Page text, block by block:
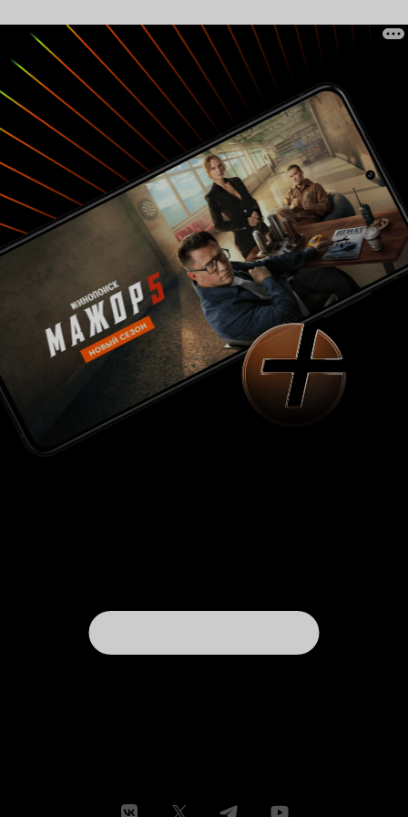
играть). Хотя придираться к актёрской игре в
подростковом сериале — дело неблагодарное.
Будучи пустой и совершенно неинтересной,
'Эйфория', стоит отдать должное технической
команде, снята дорого, добротно, и выглядит
именно так, как должен выглядеть
'флагманский' проект НВО. Однако же ничего
нового для киноиндустрии трюки с неоновым
светом (привет Эль Фаннинг) и
эпилептическим монтажом в себе не несут.
Словом, как художественное творение сериал
точно так же не заслуживает сколько-нибудь
высокой оценки, несмотря на пару неплохих
сцен (вроде воображающей себя Морганом
Фрименом Ру за расследованием
'преступления'), которые не спасают общую
сторона вопроса. Кого бы из всей команды,
работавшей над 'Эйфорией', я бы похвалил,
сказал бы, что эти ребята знают своё дело?
Промоутеры. Маркетологи. Все те, кому
'Эйфория' обязана тем, что создавалась с
прицелом на определённую аудиторию — чего
уж греха таить, не особо привередливую, зато
весьма многочисленную, активную и
агрессивную. Подростки по всему миру
смотрят сериал взахлёб, репостят себе на
связей и т.д. А остальные группы зрителей либо
избегают сериал из-за его подростковой
направленности, либо смотрят, ужасаются
авторами, 'Эйфория' — образец мастерской